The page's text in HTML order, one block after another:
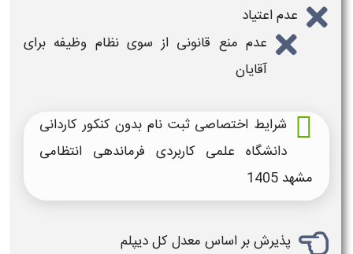
عدم اعتیاد
عدم منع قانونی از سوی نظام وظیفه برای
آقایان
شرایط اختصاصی ثبت نام بدون کنکور کاردانی
دانشگاه علمی کاربردی فرماندهی انتظامی
مشهد 1405
پذیرش بر اساس معدل کل دیپلم